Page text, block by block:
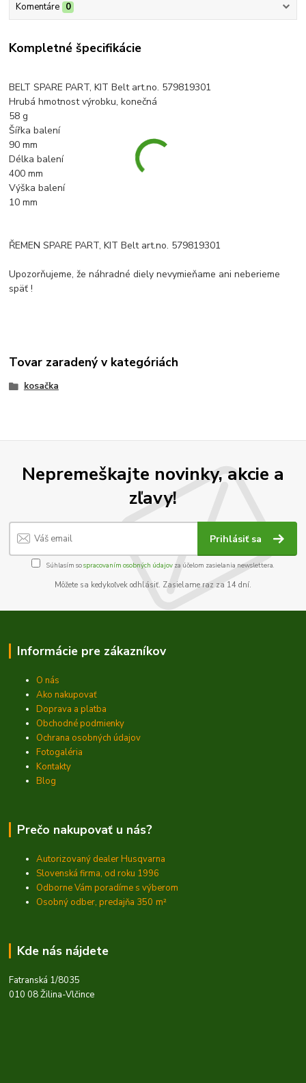
Komentáre 0
Kompletné špecifikácie
BELT SPARE PART, KIT Belt art.no. 579819301
Hrubá hmotnost výrobku, konečná
58 g
Šířka balení
90 mm
Délka balení
400 mm
Výška balení
10 mm
ŘEMEN SPARE PART, KIT Belt art.no. 579819301
Upozorňujeme, že náhradné diely nevymieňame ani neberieme
späť !
Tovar zaradený v kategóriách
kosačka
Nepremeškajte novinky, akcie a
zľavy!
Prihlásiť sa
Súhlasím sospracovaním osobných údajov za účelom zasielania newslettera.
Môžete sa kedykoľvek odhlásiť. Zasielame raz za 14 dní.
Informácie pre zákazníkov
O nás
Ako nakupovať
Doprava a platba
Obchodné podmienky
Ochrana osobných údajov
Fotogaléria
Kontakty
Blog
Prečo nakupovať u nás?
Autorizovaný dealer Husqvarna
Slovenská firma, od roku 1996
Odborne Vám poradíme s výberom
Osobný odber, predajňa 350 m²
Kde nás nájdete
Fatranská 1/8035
010 08 Žilina-Vlčince